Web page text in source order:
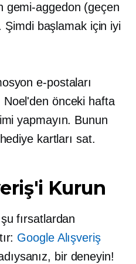
gemi-aggedon (geçen
Şimdi başlamak için iyi
e-postaları
Noel'den önceki hafta
yapmayın. Bunun
kartları sat.
Kurun
fırsatlardan
Google Alışveriş
bir deneyin!